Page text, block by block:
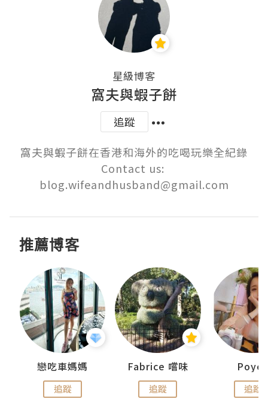
星級博客
窩夫與蝦子餅
追蹤
窩夫與蝦子餅在香港和海外的吃喝玩樂全紀錄
Contact us:
blog.wifeandhusband@gmail.com
推薦博客
戀吃車媽媽
追蹤
Fabrice 嚐味
追蹤 追蹤